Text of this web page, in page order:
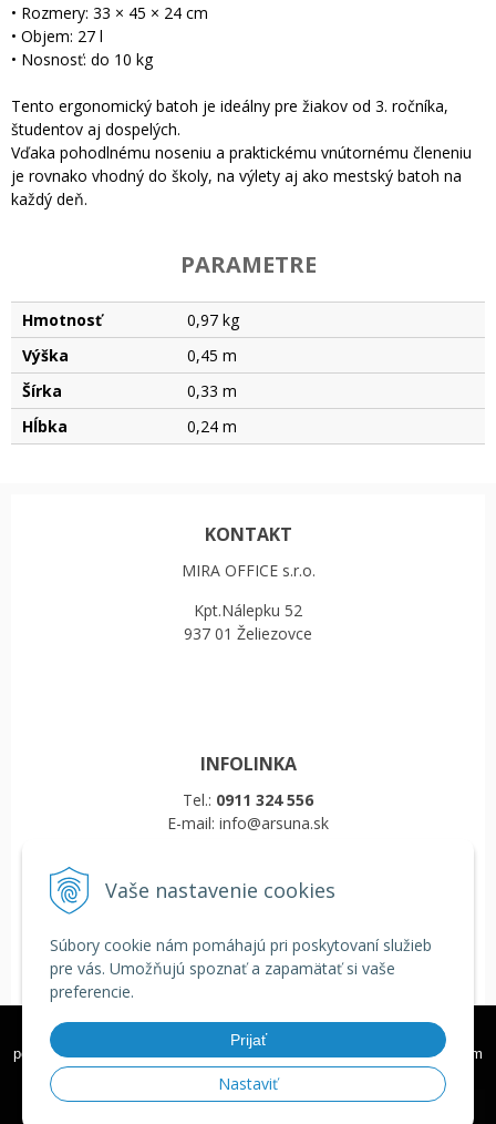
Vaše nastavenie cookies
Súbory cookie nám pomáhajú pri poskytovaní služieb
pre vás. Umožňujú spoznať a zapamätať si vaše
preferencie.
Prijať
Nastaviť
• Rozmery: 33 × 45 × 24 cm
• Objem: 27 l
• Nosnosť: do 10 kg
Tento ergonomický batoh je ideálny pre žiakov od 3. ročníka,
študentov aj dospelých.
Vďaka pohodlnému noseniu a praktickému vnútornému členeniu
je rovnako vhodný do školy, na výlety aj ako mestský batoh na
každý deň.
PARAMETRE
Hmotnosť
0,97 kg
Výška
0,45 m
Šírka
0,33 m
Hĺbka
0,24 m
KONTAKT
MIRA OFFICE s.r.o.
Kpt.Nálepku 52
937 01 Želiezovce
INFOLINKA
Tel.: 0911 324 556
E-mail: info@arsuna.sk
VŠETKO O NÁKUPE
Reklamačný poriadok
Doprava a platba
Veľkoobchod
© 2026 Školské tašky, batohy a zdravé fľaše ARS UNA •tvorba eshopu cez
Tieto internetové stránky používajú k poskytovaniu služieb,
personalizácií reklám a analýze návštevnosti súbory cookie. Používaním
týchto internetových stránok s tým súhlasíte.
Ďalšie informácie